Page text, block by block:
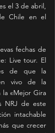
el 3 de abril,
Chile en el
fechas de
Live tour. El
de que la
vivo de la
la «Mejor Gira
NRJ de este
intachable
que crecer